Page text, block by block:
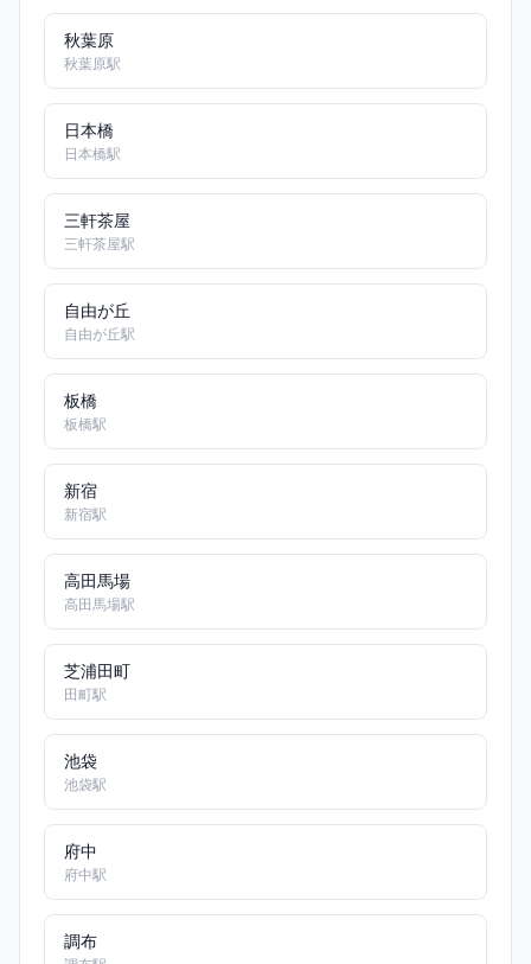
秋葉原
秋葉原駅
日本橋
日本橋駅
三軒茶屋
三軒茶屋駅
自由が丘
自由が丘駅
板橋
板橋駅
新宿
新宿駅
高田馬場
高田馬場駅
芝浦田町
田町駅
池袋
池袋駅
府中
府中駅
調布